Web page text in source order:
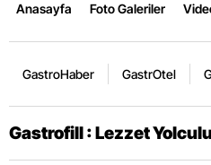
Anasayfa Foto Galeriler
GastroHaber GastrOtel
Gastrofill : Lezzet